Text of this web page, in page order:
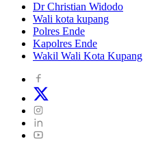
Dr Christian Widodo
Wali kota kupang
Polres Ende
Kapolres Ende
Wakil Wali Kota Kupang